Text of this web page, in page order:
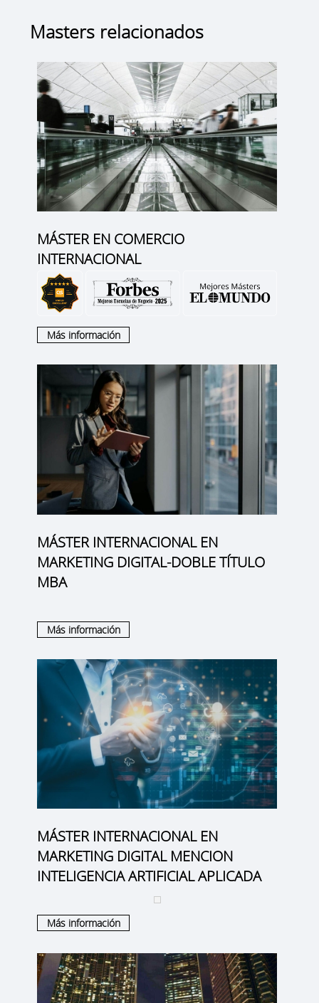
Masters relacionados
MÁSTER EN COMERCIO
INTERNACIONAL
Más información
MÁSTER INTERNACIONAL EN
MARKETING DIGITAL-DOBLE TÍTULO
MBA
Más información
MÁSTER INTERNACIONAL EN
MARKETING DIGITAL MENCION
INTELIGENCIA ARTIFICIAL APLICADA
Más información